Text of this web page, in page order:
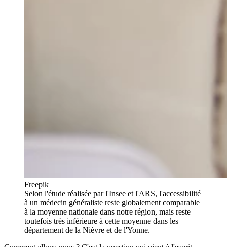
Freepik
Selon l'étude réalisée par l'Insee et l'ARS, l'accessibilité
à un médecin généraliste reste globalement comparable
à la moyenne nationale dans notre région, mais reste
toutefois très inférieure à cette moyenne dans les
département de la Nièvre et de l'Yonne.